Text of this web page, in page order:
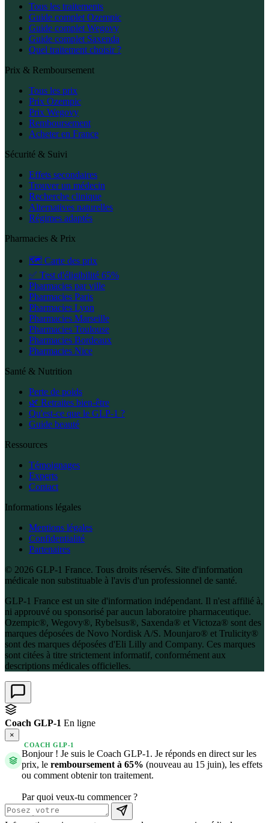
Tous les traitements
Guide complet Ozempic
Guide complet Wegovy
Guide complet Saxenda
Quel traitement choisir ?
Prix & Remboursement
Tous les prix
Prix Ozempic
Prix Wegovy
Remboursement
Acheter en France
Sécurité & Suivi
Effets secondaires
Trouver un médecin
Recherche clinique
Alternatives naturelles
Régimes adaptés
Pharmacies & Prix
🗺️ Carte des prix
✅ Test d'éligibilité 65%
Pharmacies par ville
Pharmacies Paris
Pharmacies Lyon
Pharmacies Marseille
Pharmacies Toulouse
Pharmacies Bordeaux
Pharmacies Nice
Santé & Nutrition
Perte de poids
🌿 Retraites bien-être
Qu'est-ce que le GLP-1 ?
Guide beauté
Ressources
Témoignages
Experts
Contact
Informations légales
Mentions légales
Confidentialité
Partenaires
© 2026 GLP-1 France. Tous droits réservés. Site d'information
médicale non substituable à l'avis d'un professionnel de santé.
GLP-1 France est un site d'information indépendant. Il n'est affilié à,
ni approuvé ou sponsorisé par aucun laboratoire pharmaceutique.
Ozempic®, Wegovy®, Rybelsus®, Saxenda® et Victoza® sont des
marques déposées de Novo Nordisk A/S. Mounjaro® et Trulicity®
sont des marques déposées d'Eli Lilly and Company. Ces marques
sont citées à titre strictement informatif, conformément aux
descriptions médicales officielles.
Coach GLP-1 En ligne
×
COACH GLP-1
Bonjour ! Je suis le Coach GLP-1. Je réponds en direct sur les
prix, le remboursement à 65% (nouveau au 15 juin), les effets
ou comment obtenir ton traitement.
Par quoi veux-tu commencer ?